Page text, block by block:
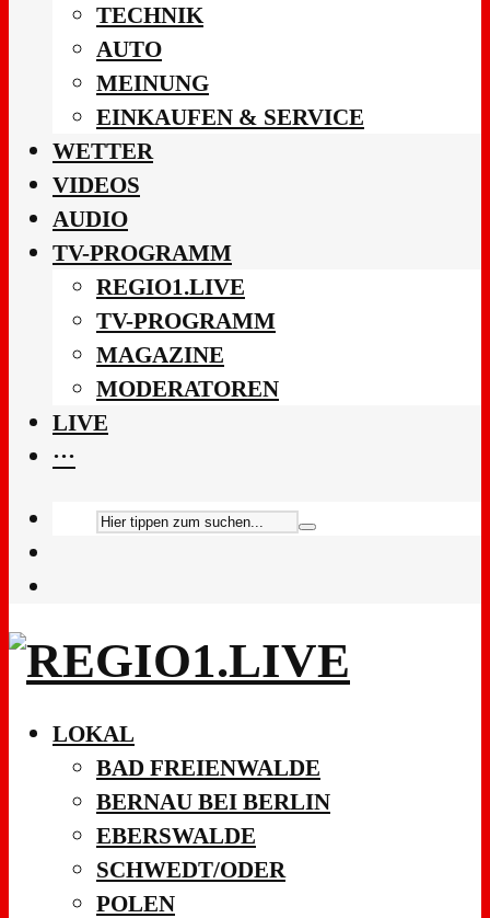
TECHNIK
AUTO
MEINUNG
EINKAUFEN & SERVICE
WETTER
VIDEOS
AUDIO
TV-PROGRAMM
REGIO1.LIVE
TV-PROGRAMM
MAGAZINE
MODERATOREN
LIVE
···
LOKAL
BAD FREIENWALDE
BERNAU BEI BERLIN
EBERSWALDE
SCHWEDT/ODER
POLEN